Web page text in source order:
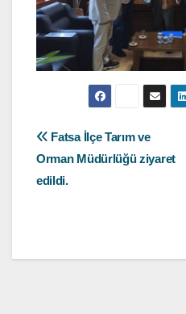
Yazı
gezinmesi
Fatsa İlçe Tarım ve
Orman Müdürlüğü ziyaret
edildi.